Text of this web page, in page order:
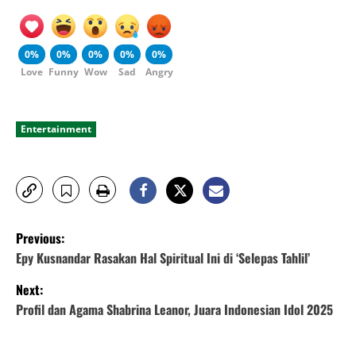
0%
Love
0%
Funny
0%
Wow
0%
Sad
0%
Angry
Entertainment
P
o
s
Previous:
Epy Kusnandar Rasakan Hal Spiritual Ini di ‘Selepas Tahlil’
Next:
Profil dan Agama Shabrina Leanor, Juara Indonesian Idol 2025